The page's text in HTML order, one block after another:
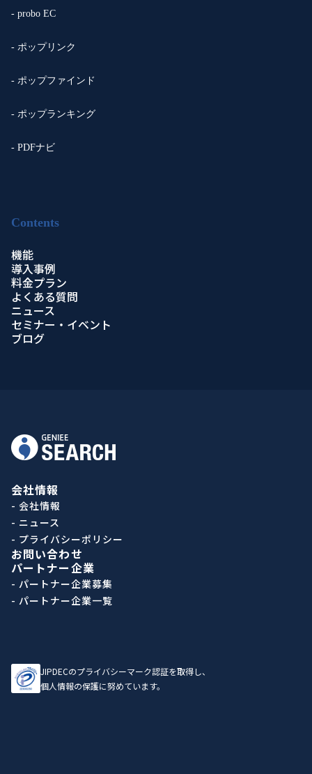
- probo EC
- ポップリンク
- ポップファインド
- ポップランキング
- PDFナビ
Contents
機能
導入事例
料金プラン
よくある質問
ニュース
セミナー・イベント
ブログ
会社情報
- 会社情報
- ニュース
- プライバシーポリシー
お問い合わせ
パートナー企業
- パートナー企業募集
- パートナー企業一覧
JIPDECのプライバシーマーク認証を取得し、
個人情報の保護に努めています。